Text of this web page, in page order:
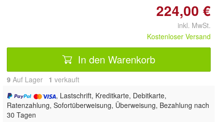
224,00 €
inkl. MwSt.
Kostenloser Versand
In den Warenkorb
9 Auf Lager 1 verkauft
, Lastschrift, Kreditkarte, Debitkarte,
Ratenzahlung, Sofortüberweisung, Überweisung, Bezahlung nach
30 Tagen